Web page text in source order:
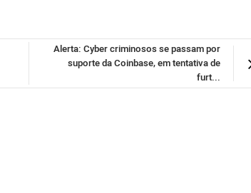
Alerta: Cyber criminosos se passam por
suporte da Coinbase, em tentativa de
furt...